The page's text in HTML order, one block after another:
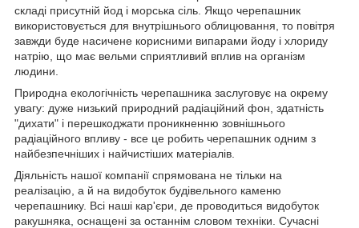
складі присутній йод і морська сіль. Якщо черепашник
використовується для внутрішнього облицювання, то повітря
завжди буде насичене корисними випарами йоду і хлориду
натрію, що має вельми сприятливий вплив на організм
людини.
Природна екологічність черепашника заслуговує на окрему
увагу: дуже низький природний радіаційний фон, здатність
"дихати" і перешкоджати проникненню зовнішнього
радіаційного впливу - все це робить черепашник одним з
найбезпечніших і найчистіших матеріалів.
Діяльність нашої компанії спрямована не тільки на
реалізацію, а й на видобуток будівельного каменю
черепашнику. Всі наші кар'єри, де проводиться видобуток
ракушняка, оснащені за останнім словом техніки. Сучасні